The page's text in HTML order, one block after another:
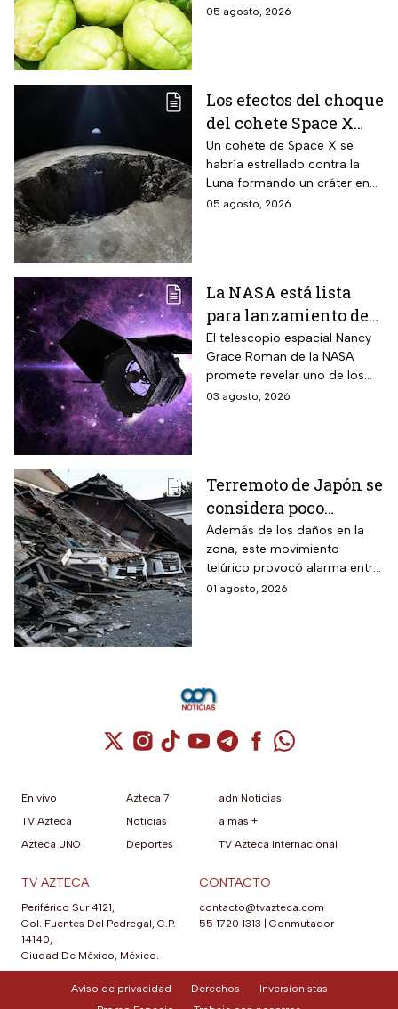
de desaparecer a corto plazo
05 agosto, 2026
Los efectos del choque
del cohete Space X
contra la Luna
Un cohete de Space X se
habría estrellado contra la
Luna formando un cráter en
nuestro satélite natural, ¿qué
05 agosto, 2026
La NASA está lista
para lanzamiento del
telescopio espacial
Nancy Grace Roman
El telescopio espacial Nancy
Grace Roman de la NASA
promete revelar uno de los
misterios más grandes del
03 agosto, 2026
Terremoto de Japón se
considera poco
común; así lo
explican los expertos
Además de los daños en la
zona, este movimiento
telúrico provocó alarma entre
la comunidad científica
01 agosto, 2026
Cuenta de X / Twitter (se abre en una
Cuenta de Instagram (se abre en una
Cuenta de TikTok (se abre en
Cuenta de YouTube (se abre
Cuenta de Telegram (se
Cuenta de
Cuenta de
En vivo
TV Azteca
Azteca UNO
Azteca 7
Noticias
Deportes
adn Noticias
a más +
TV Azteca Internacional
TV AZTECA
Periférico Sur 4121,
Col. Fuentes Del Pedregal, C.P.
14140,
Ciudad De México, México.
CONTACTO
contacto@tvazteca.com
55 1720 1313
Conmutador
Aviso de privacidad Derechos
Inversionistas